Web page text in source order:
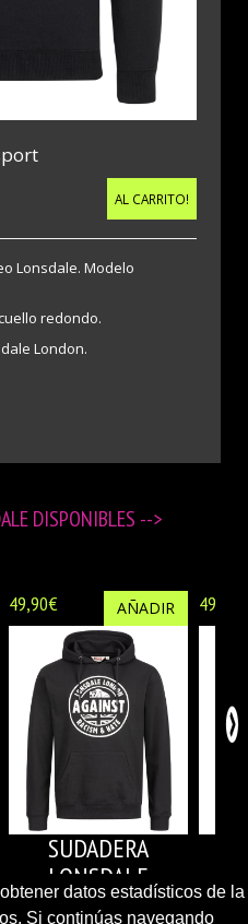
AL CARRITO!
Lonsdale. Modelo
redondo.
London.
DISPONIBLES -->
49,90€ AÑADIR
SUDADERA
LONSDALE
LINFORD
49,90€
datos estadísticos de la
Si continúas navegando